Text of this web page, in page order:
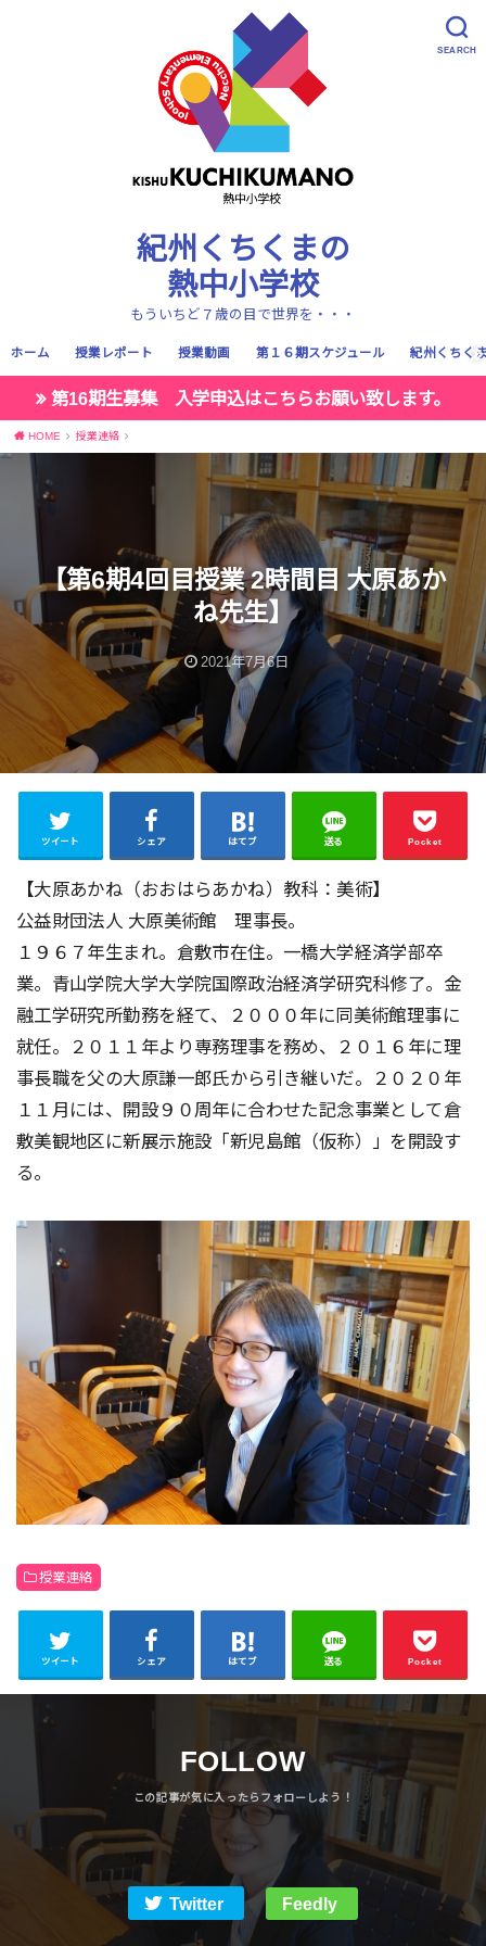
SEARCH
紀州くちくまの
熱中小学校
もういちど７歳の目で世界を・・・
ホーム 授業レポート 授業動画 第１６期スケジュール 紀州くちく
第16期生募集 入学申込はこちらお願い致します。
HOME 授業連絡
【第6期4回目授業 2時間目 大原あか
ね先生】
2021年7月6日
ツイート シェア はてブ 送る Pocket
【大原あかね（おおはらあかね）教科：美術】
公益財団法人 大原美術館 理事長。
１９６７年生まれ。倉敷市在住。一橋大学経済学部卒
業。青山学院大学大学院国際政治経済学研究科修了。金
融工学研究所勤務を経て、２０００年に同美術館理事に
就任。２０１１年より専務理事を務め、２０１６年に理
事長職を父の大原謙一郎氏から引き継いだ。２０２０年
１１月には、開設９０周年に合わせた記念事業として倉
敷美観地区に新展示施設「新児島館（仮称）」を開設す
る。
授業連絡
ツイート シェア はてブ 送る Pocket
FOLLOW
Twitter Feedly